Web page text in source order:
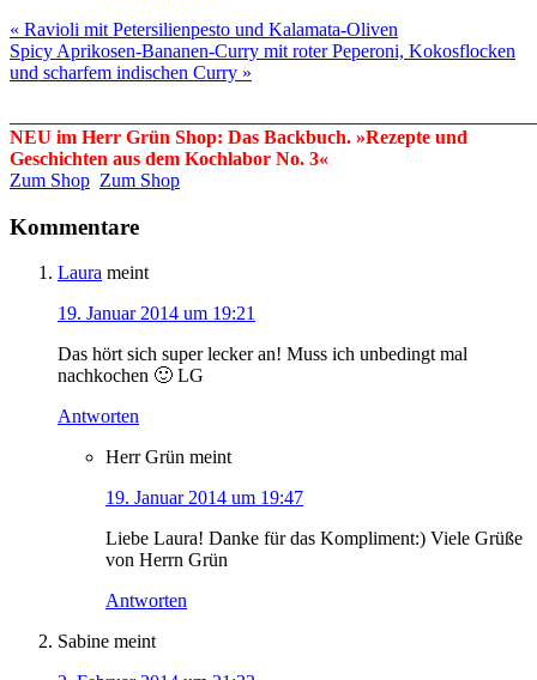
« Ravioli mit Petersilienpesto und Kalamata-Oliven
Spicy Aprikosen-Bananen-Curry mit roter Peperoni, Kokosflocken
und scharfem indischen Curry »
NEU im Herr Grün Shop: Das Backbuch. »Rezepte und
Geschichten aus dem Kochlabor No. 3«
Zum Shop Zum Shop
Kommentare
Laura meint
19. Januar 2014 um 19:21
Das hört sich super lecker an! Muss ich unbedingt mal
nachkochen 🙂 LG
Antworten
Herr Grün meint
19. Januar 2014 um 19:47
Liebe Laura! Danke für das Kompliment:) Viele Grüße
von Herrn Grün
Antworten
Sabine meint